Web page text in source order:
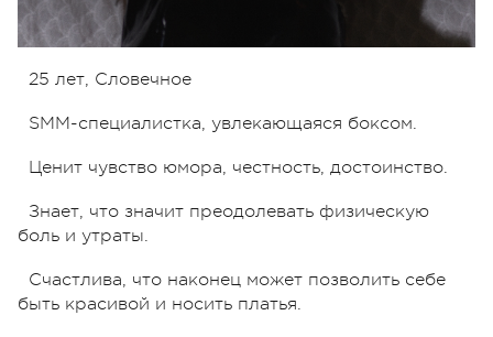
25 лет, Словечное
SMM-специалистка, увлекающаяся боксом.
Ценит чувство юмора, честность, достоинство.
Знает, что значит преодолевать физическую
боль и утраты.
Счастлива, что наконец может позволить себе
быть красивой и носить платья.